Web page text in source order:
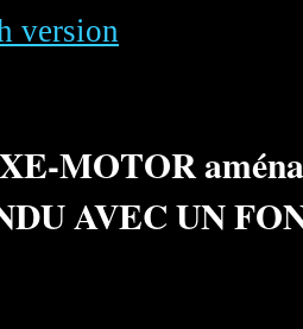
version
MOTOR
AVEC UN